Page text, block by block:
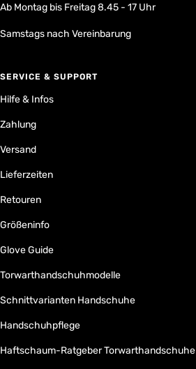
Ab Montag bis Freitag 8.45 - 17 Uhr
Samstags nach Vereinbarung
SERVICE & SUPPORT
Hilfe & Infos
Zahlung
Versand
Lieferzeiten
Retouren
Größeninfo
Glove Guide
Torwarthandschuhmodelle
Schnittvarianten Handschuhe
Handschuhpflege
Haftschaum-Ratgeber Torwarthandschuhe